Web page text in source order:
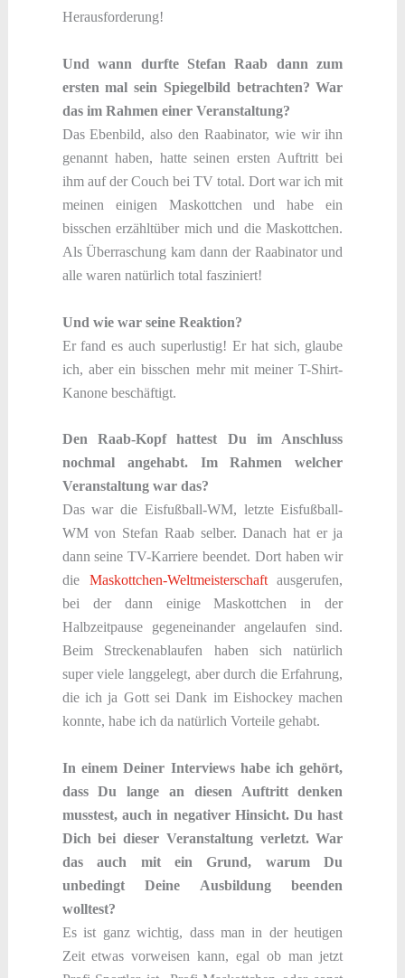
Herausforderung!
Und wann durfte Stefan Raab dann zum
ersten mal sein Spiegelbild betrachten? War
das im Rahmen einer Veranstaltung?
Das Ebenbild, also den Raabinator, wie wir ihn
genannt haben, hatte seinen ersten Auftritt bei
ihm auf der Couch bei TV total. Dort war ich mit
meinen einigen Maskottchen und habe ein
bisschen erzähltüber mich und die Maskottchen.
Als Überraschung kam dann der Raabinator und
alle waren natürlich total fasziniert!
Und wie war seine Reaktion?
Er fand es auch superlustig! Er hat sich, glaube
ich, aber ein bisschen mehr mit meiner T-Shirt-
Kanone beschäftigt.
Den Raab-Kopf hattest Du im Anschluss
nochmal angehabt. Im Rahmen welcher
Veranstaltung war das?
Das war die Eisfußball-WM, letzte Eisfußball-
WM von Stefan Raab selber. Danach hat er ja
dann seine TV-Karriere beendet. Dort haben wir
die Maskottchen-Weltmeisterschaftausgerufen,
bei der dann einige Maskottchen in der
Halbzeitpause gegeneinander angelaufen sind.
Beim Streckenablaufen haben sich natürlich
super viele langgelegt, aber durch die Erfahrung,
die ich ja Gott sei Dank im Eishockey machen
konnte, habe ich da natürlich Vorteile gehabt.
In einem Deiner Interviews habe ich gehört,
dass Du lange an diesen Auftritt denken
musstest, auch in negativer Hinsicht. Du hast
Dich bei dieser Veranstaltung verletzt. War
das auch mit ein Grund, warum Du
unbedingt Deine Ausbildung beenden
wolltest?
Es ist ganz wichtig, dass man in der heutigen
Zeit etwas vorweisen kann, egal ob man jetzt